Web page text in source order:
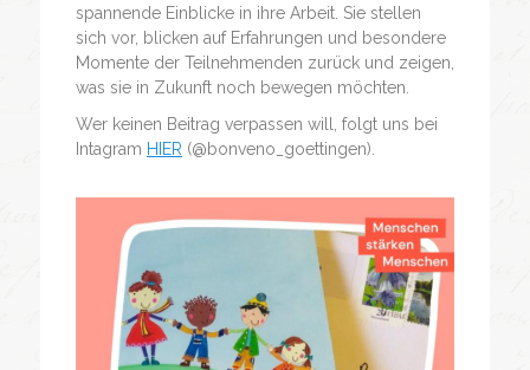
spannende Einblicke in ihre Arbeit. Sie stellen
sich vor, blicken auf Erfahrungen und besondere
Momente der Teilnehmenden zurück und zeigen,
was sie in Zukunft noch bewegen möchten.
Wer keinen Beitrag verpassen will, folgt uns bei
Intagram HIER (@bonveno_goettingen).